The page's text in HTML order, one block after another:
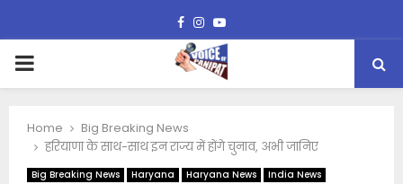
Facebook
Instagram
Youtube
PRIMARY
Home
Big Breaking News
हरियाणा के साथ-साथ इन राज्य में होंगे चुनाव, अभी जानिए
Big Breaking News Haryana Haryana News
India News